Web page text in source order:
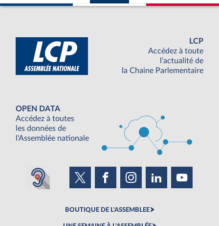
LCP
Accédez à toute
l'actualité de
la Chaine Parlementaire
OPEN DATA
Accédez à toutes
les données de
l'Assemblée nationale
BOUTIQUE DE L'ASSEMBLEE